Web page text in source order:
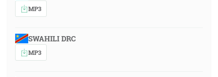
MP3
SWAHILI DRC
MP3